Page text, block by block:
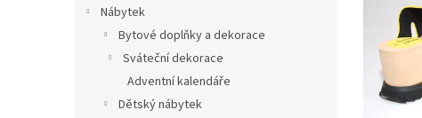
Nábytek
Bytové doplňky a dekorace
Sváteční dekorace
Adventní kalendáře
Dětský nábytek